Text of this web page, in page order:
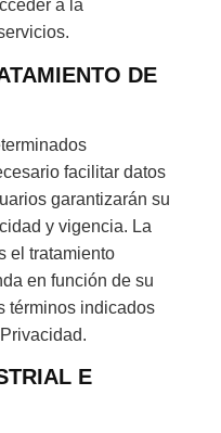
a la
DE
facilitar datos
garantizarán su
y vigencia. La
el tratamiento
en función de su
términos indicados
E